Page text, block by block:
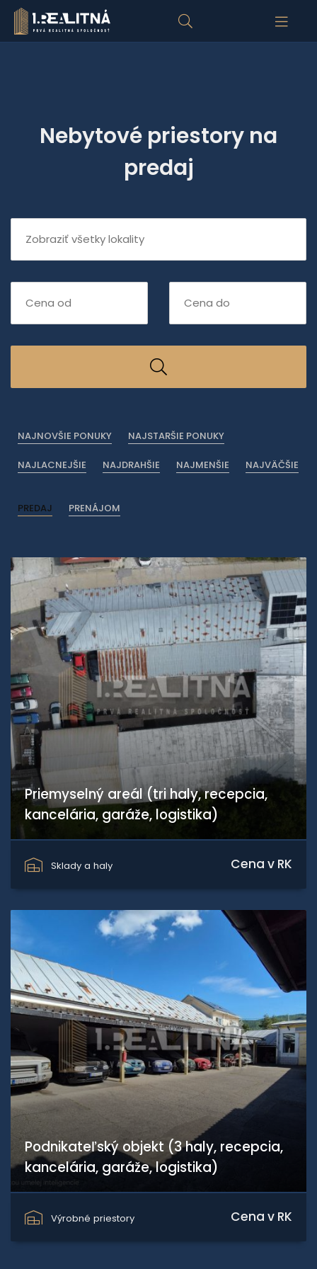
Nebytové priestory na
predaj
NAJNOVŠIE PONUKY NAJSTARŠIE PONUKY
NAJLACNEJŠIE NAJDRAHŠIE NAJMENŠIE NAJVÄČŠIE
PREDAJ PRENÁJOM
Priemyselný areál (tri haly, recepcia,
kancelária, garáže, logistika)
Sklady a haly
Cena v RK
Podnikateľský objekt (3 haly, recepcia,
kancelária, garáže, logistika)
Výrobné priestory
Cena v RK